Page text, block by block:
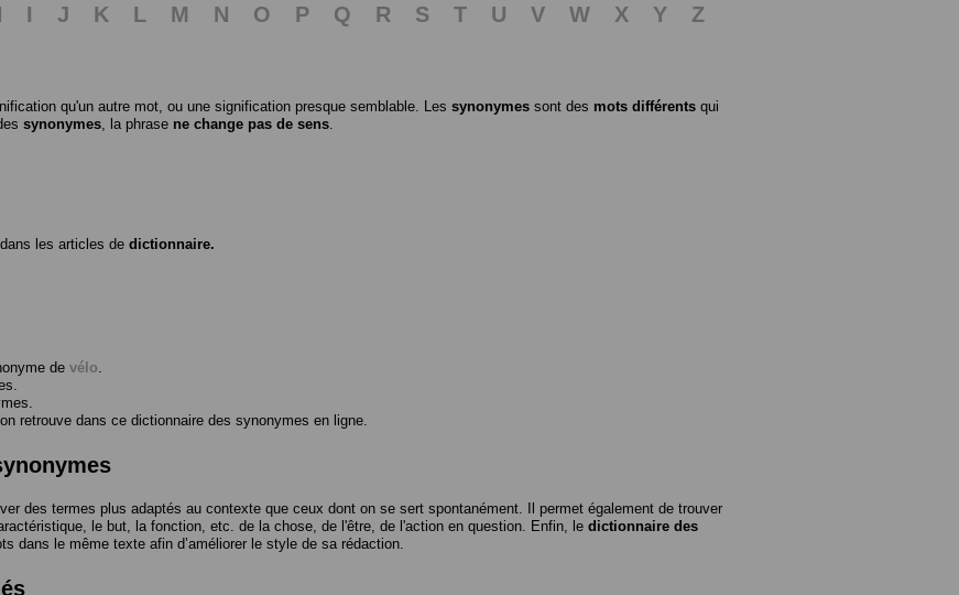
I J K L M N O P Q R S T U V W X Y
Z
qu'un autre mot, ou une signification presque semblable. Les synonymes sont des mots différents qui
synonymes , la phrase ne change pas de sens
les articles de dictionnaire.
de vélo
retrouve dans ce dictionnaire des synonymes en ligne.
des termes plus adaptés au contexte que ceux dont on se sert spontanément. Il permet également de trouver
le but, la fonction, etc. de la chose, de l'être, de l'action en question. Enfin, le dictionnaire des
dans le même texte afin d’améliorer le style de sa rédaction.